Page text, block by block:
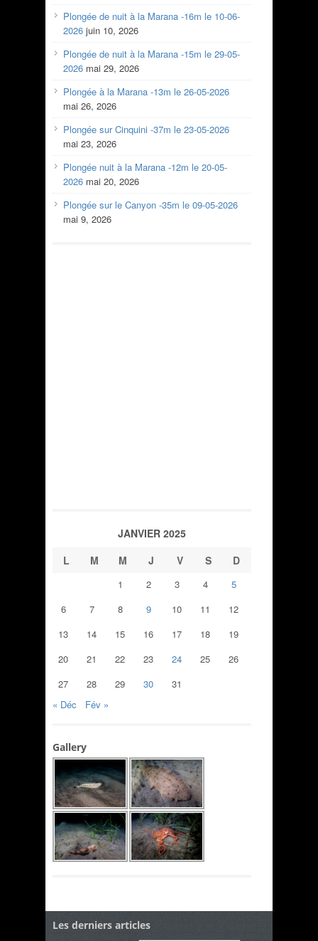
Plongée de nuit à la Marana -16m le 10-06-
2026 juin 10, 2026
Plongée de nuit à la Marana -15m le 29-05-
2026 mai 29, 2026
Plongée à la Marana -13m le 26-05-2026
mai 26, 2026
Plongée sur Cinquini -37m le 23-05-2026
mai 23, 2026
Plongée nuit à la Marana -12m le 20-05-
2026 mai 20, 2026
Plongée sur le Canyon -35m le 09-05-2026
mai 9, 2026
JANVIER 2025
L
M M J V S D
1 2 3 4
5
6
7 8 9 10 11
12
13
14 15 16 17 18
19
20
21 22 23 24 25
26
27
28 29 30
31
« Déc
Fév »
Gallery
Les derniers articles